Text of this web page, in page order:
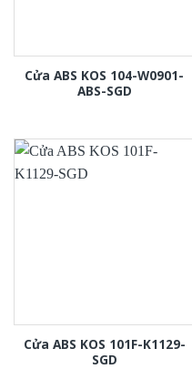
Cửa ABS KOS 104-W0901-
ABS-SGD
Cửa ABS KOS 101F-K1129-
SGD